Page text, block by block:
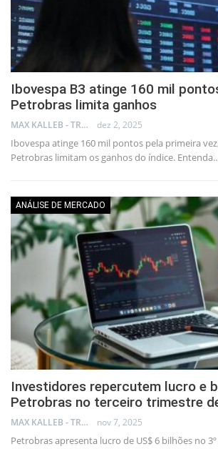
Ibovespa B3 atinge 160 mil
Petrobras limita ganhos
MAX KALLEB - TRADER dez 2, 2025
Ibovespa atinge 160 mil pontos pela primeira
Petrobras limitam os ganhos do índice.
ANÁLISE DE MERCADO
Investidores repercutem lucro e
Petrobras no terceiro trimestre
MAX KALLEB - TRADER nov 7, 2025
Petrobras apresenta lucro de US$ 6 bilhões no